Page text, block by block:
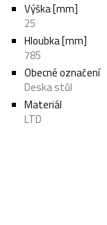
Výška [mm]
25
Hloubka [mm]
785
Obecné označení
Deska stůl
Materiál
LTD